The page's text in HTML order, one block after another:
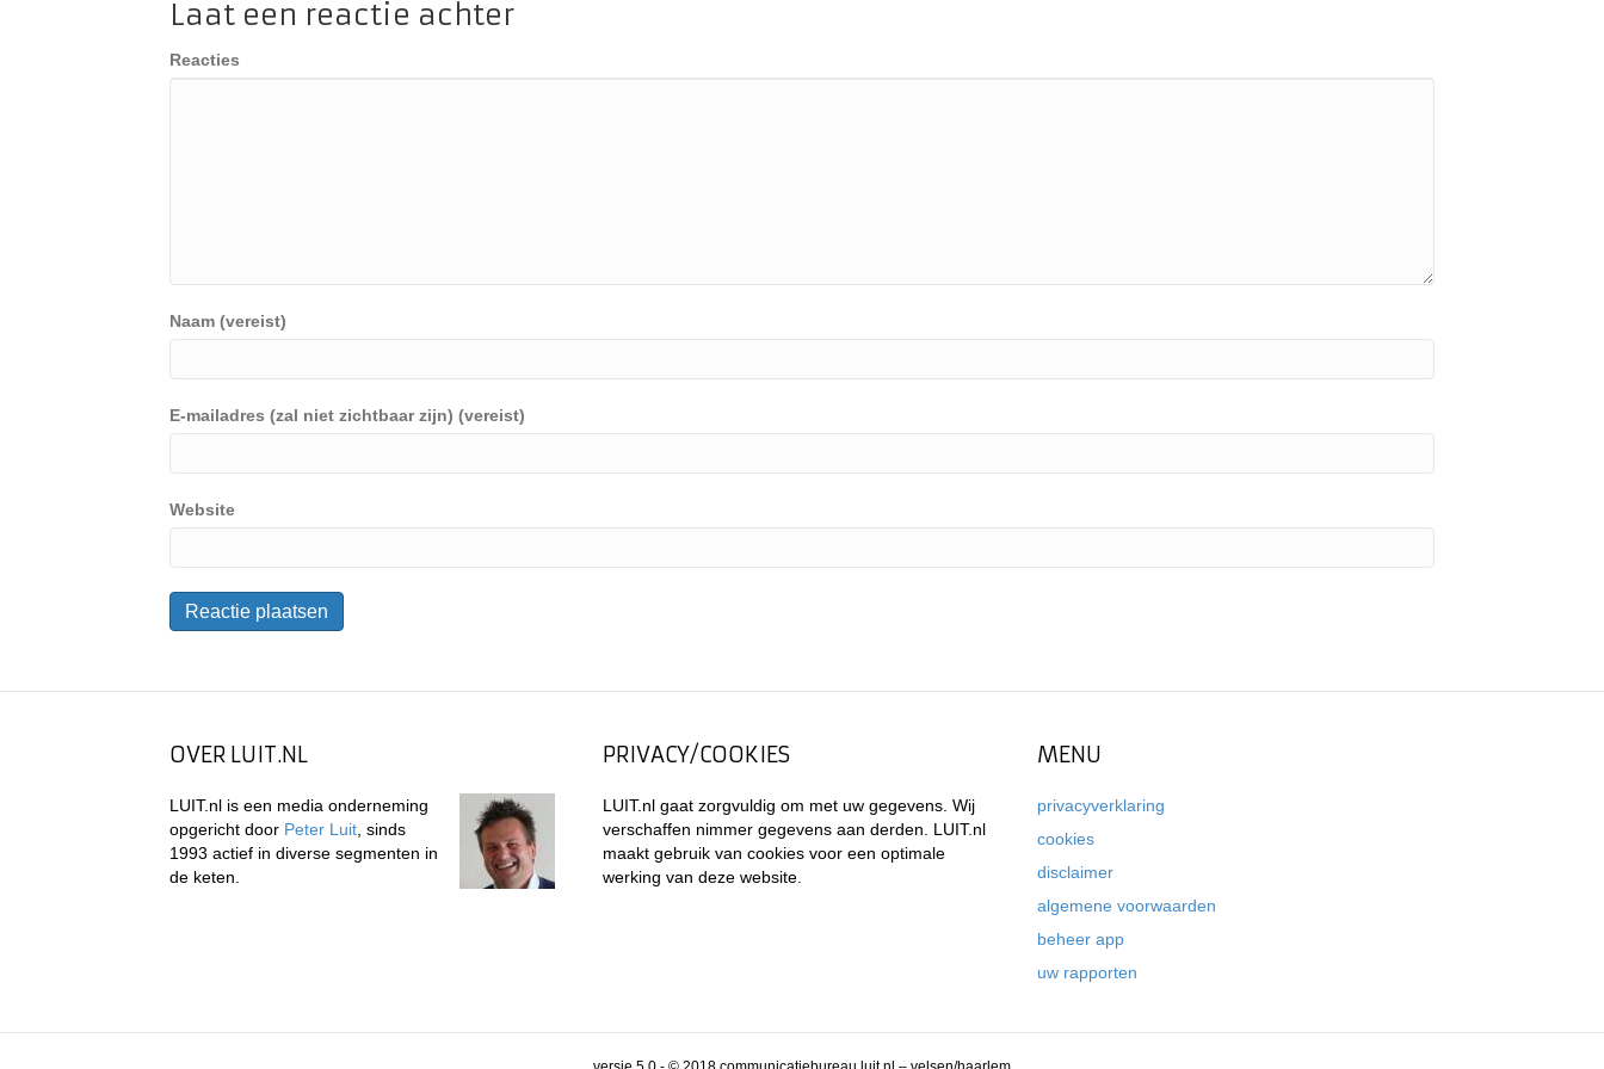
Laat een reactie achter
Reacties
Naam (vereist)
E-mailadres (zal niet zichtbaar zijn) (vereist)
Website
OVER LUIT.NL
LUIT.nl is een media onderneming
opgericht door Peter Luit , sinds
1993 actief in diverse segmenten in
de keten.
PRIVACY/COOKIES
LUIT.nl gaat zorgvuldig om met uw gegevens. Wij
verschaffen nimmer gegevens aan derden. LUIT.nl
maakt gebruik van cookies voor een optimale
werking van deze website.
MENU
privacyverklaring
cookies
disclaimer
algemene voorwaarden
beheer app
uw rapporten